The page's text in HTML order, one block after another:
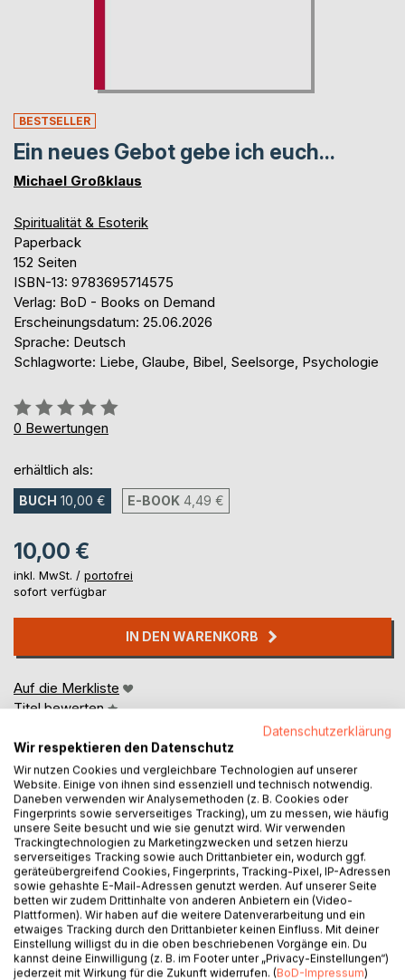
BESTSELLER
Ein neues Gebot gebe ich euch...
Michael Großklaus
Spiritualität & Esoterik
Paperback
152 Seiten
ISBN-13: 9783695714575
Verlag: BoD - Books on Demand
Erscheinungsdatum: 25.06.2026
Sprache: Deutsch
Schlagworte: Liebe, Glaube, Bibel, Seelsorge, Psychologie
Bewertung::
0%
0 Bewertungen
erhältlich als:
BUCH 10,00 € E-BOOK 4,49 €
10,00 €
inkl. MwSt. / portofrei
sofort verfügbar
IN DEN WARENKORB
Auf die Merkliste
Titel bewerten
BESCHREIBUNG
Warum Liebe tatsächlich wichtiger ist, als man denkt und
wie ein Lebensstil in Liebe gelingen kann.
AUTOR/IN
Datenschutzerklärung
Wir respektieren den Datenschutz
Wir nutzen Cookies und vergleichbare Technologien auf unserer
Website. Einige von ihnen sind essenziell und technisch notwendig.
Daneben verwenden wir Analysemethoden (z. B. Cookies oder
Fingerprints sowie serverseitiges Tracking), um zu messen, wie häufig
unsere Seite besucht und wie sie genutzt wird. Wir verwenden
Trackingtechnologien zu Marketingzwecken und setzen hierzu
serverseitiges Tracking sowie auch Drittanbieter ein, wodurch ggf.
geräteübergreifend Cookies, Fingerprints, Tracking-Pixel, IP-Adressen
sowie gehashte E-Mail-Adressen genutzt werden. Auf unserer Seite
betten wir zudem Drittinhalte von anderen Anbietern ein (Video-
Plattformen). Wir haben auf die weitere Datenverarbeitung und ein
etwaiges Tracking durch den Drittanbieter keinen Einfluss. Mit deiner
Einstellung willigst du in die oben beschriebenen Vorgänge ein. Du
kannst deine Einwilligung (z. B. im Footer unter „Privacy-Einstellungen“)
jederzeit mit Wirkung für die Zukunft widerrufen. (BoD-Impressum)